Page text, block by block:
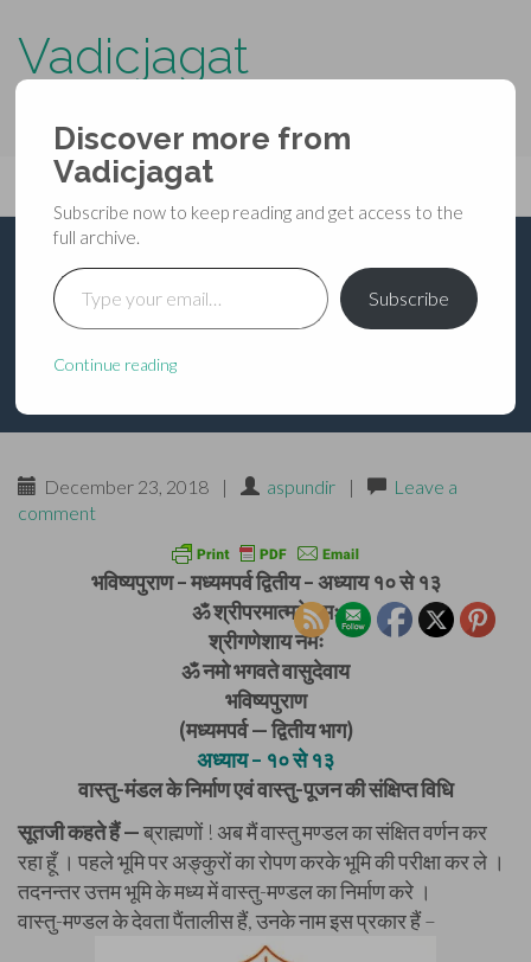
Vadicjagat
Primary
Menu
content
Vadicjagat
भविष्यपुराण – मध्यमपर्व द्वितीय
– अध्याय १० से १३
December 23, 2018 | aspundir |
Leave a
comment
भविष्यपुराण – मध्यमपर्व द्वितीय – अध्याय १० से १३
ॐ श्रीपरमात्मने नमः
श्रीगणेशाय नमः
ॐ नमो भगवते वासुदेवाय
भविष्यपुराण
(मध्यमपर्व — द्वितीय भाग)
अध्याय – १० से १३
वास्तु-मंडल के निर्माण एवं वास्तु-पूजन की संक्षिप्त विधि
सूतजी कहते हैं —ब्राह्मणों ! अब मैं वास्तु मण्डल का संक्षित वर्णन कर
रहा हूँ । पहले भूमि पर अङ्कुरों का रोपण करके भूमि की परीक्षा कर ले ।
तदनन्तर उत्तम भूमि के मध्य में वास्तु-मण्डल का निर्माण करे ।
वास्तु-मण्डल के देवता पैंतालीस हैं, उनके नाम इस प्रकार हैं –
Discover more from
Vadicjagat
Subscribe now to keep reading and get access to the
full archive.
Type your email…
Subscribe
Continue reading